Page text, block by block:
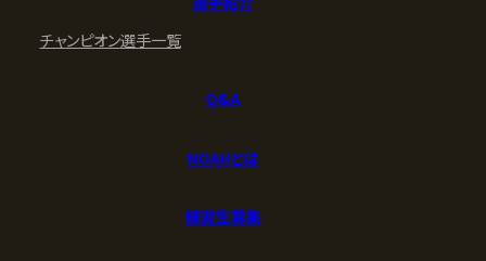
チャンピオン選手一覧
Q&A
NOAHとは
練習生募集